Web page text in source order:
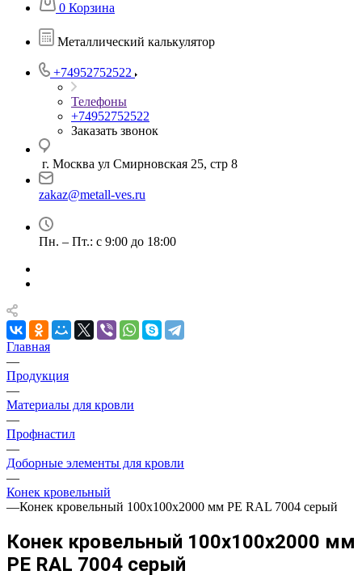
0 Корзина
Металлический калькулятор
+74952752522
Телефоны
+74952752522
Заказать звонок
г. Москва ул Смирновская 25, стр 8
zakaz@metall-ves.ru
Пн. – Пт.: с 9:00 до 18:00
Главная
—
Продукция
—
Материалы для кровли
—
Профнастил
—
Доборные элементы для кровли
—
Конек кровельный
—Конек кровельный 100х100х2000 мм PE RAL 7004 серый
Конек кровельный 100х100х2000 мм
PE RAL 7004 серый